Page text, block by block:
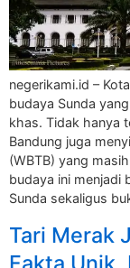
negerikami.id –
budaya Sunda
khas. Tidak hanya
Bandung juga
(WBTB) yang
budaya ini menjadi
Sunda sekaligus
Tari Merak